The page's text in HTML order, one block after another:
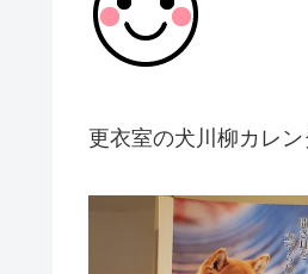
更衣室の犬川柳カレ